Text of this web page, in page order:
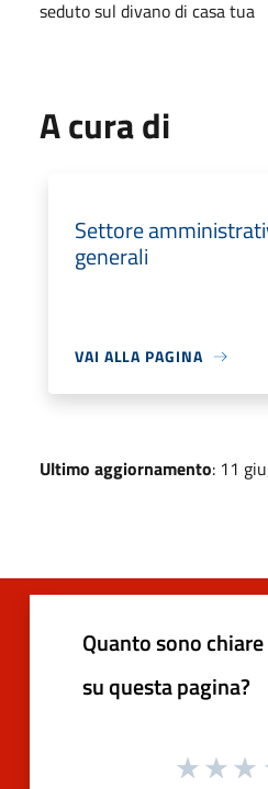
seduto sul divano di casa tua
A cura di
Settore
generali
VAI ALLA PAGINA
Ultimo aggiornamento: 11
Quanto sono
su questa pagina?